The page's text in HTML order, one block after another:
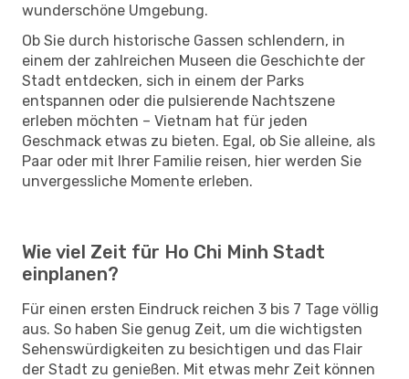
wunderschöne Umgebung.
Ob Sie durch historische Gassen schlendern, in
einem der zahlreichen Museen die Geschichte der
Stadt entdecken, sich in einem der Parks
entspannen oder die pulsierende Nachtszene
erleben möchten – Vietnam hat für jeden
Geschmack etwas zu bieten. Egal, ob Sie alleine, als
Paar oder mit Ihrer Familie reisen, hier werden Sie
unvergessliche Momente erleben.
Wie viel Zeit für Ho Chi Minh Stadt
einplanen?
Für einen ersten Eindruck reichen 3 bis 7 Tage völlig
aus. So haben Sie genug Zeit, um die wichtigsten
Sehenswürdigkeiten zu besichtigen und das Flair
der Stadt zu genießen. Mit etwas mehr Zeit können